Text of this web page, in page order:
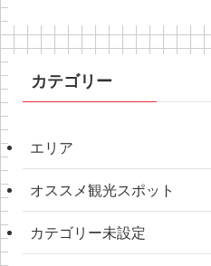
カテゴリー
エリア
オススメ観光スポット
カテゴリー未設定